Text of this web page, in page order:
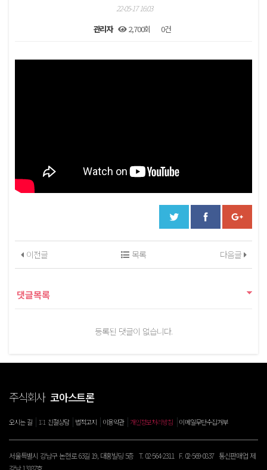
22-05-17 16:03
관리자 2,700회 0건
본문
이전글 다음글
목록
댓글목록
등록된 댓글이 없습니다.
주식회사코아스트론
오시는 길 | 1:1 친절상담 | 법적고지 | 이용약관 |개인정보처리방침 | 이메일무단수집거부
서울특별시 강남구 논현로 63길 19, 대홍빌딩 5층 T. 02-564-2311 F. 02-569-0837 통신판매업 제
강남 13187호